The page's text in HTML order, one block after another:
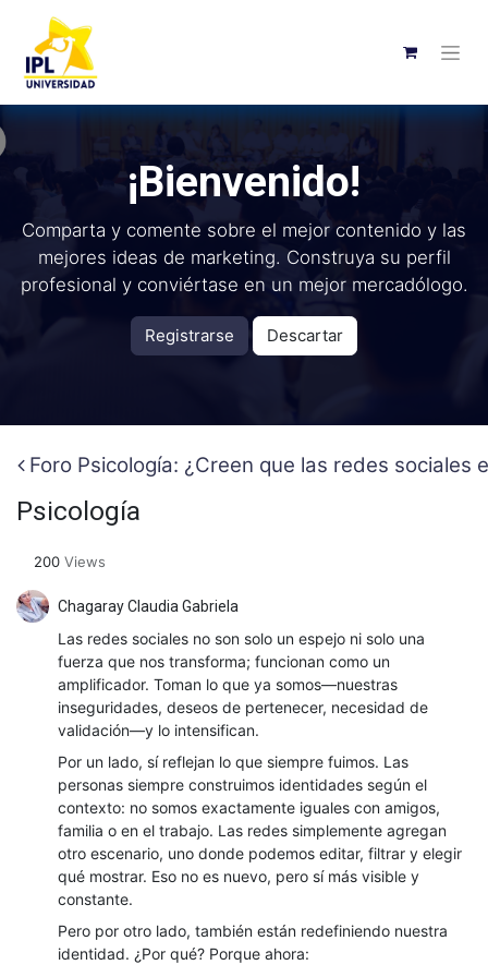
¡Bienvenido!
Comparta y comente sobre el mejor contenido y las
mejores ideas de marketing. Construya su perfil
profesional y conviértase en un mejor mercadólogo.
Registrarse Descartar
Foro Psicología: ¿Creen que las redes
Psicología
200 Views
Chagaray Claudia Gabriela
Las redes sociales no son solo un espejo ni solo una
fuerza que nos transforma; funcionan como un
amplificador. Toman lo que ya somos—nuestras
inseguridades, deseos de pertenecer, necesidad de
validación—y lo intensifican.
Por un lado, sí reflejan lo que siempre fuimos. Las
personas siempre construimos identidades según el
contexto: no somos exactamente iguales con amigos,
familia o en el trabajo. Las redes simplemente agregan
otro escenario, uno donde podemos editar, filtrar y elegir
qué mostrar. Eso no es nuevo, pero sí más visible y
constante.
Pero por otro lado, también están redefiniendo nuestra
identidad. ¿Por qué? Porque ahora: